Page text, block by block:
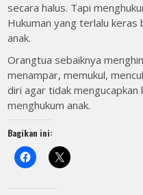
secara halus. Tapi
Hukuman yang terlalu keras
anak.
Orangtua sebaiknya
menampar, memukul,
diri agar tidak
menghukum anak.
Bagikan ini: